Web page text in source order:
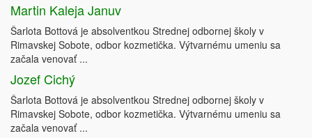
Martin Kaleja Januv
Šarlota Bottová je absolventkou Strednej odbornej školy v
Rimavskej Sobote, odbor kozmetička. Výtvarnému umeniu sa
začala venovať ...
Jozef Cichý
Šarlota Bottová je absolventkou Strednej odbornej školy v
Rimavskej Sobote, odbor kozmetička. Výtvarnému umeniu sa
začala venovať ...